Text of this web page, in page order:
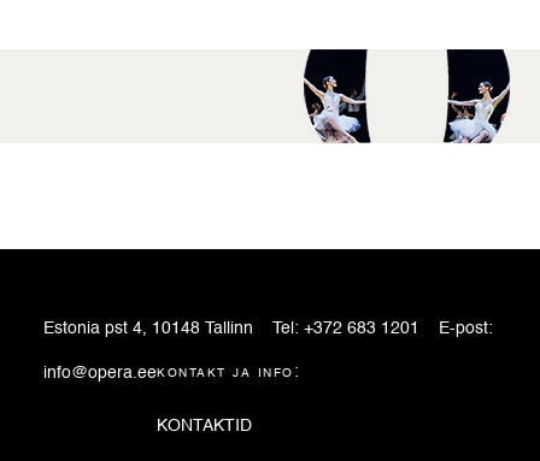
Estonia pst 4, 10148 Tallinn Tel: +372 683 1201 E-post:
info@opera.eekontakt ja info:
KONTAKTID